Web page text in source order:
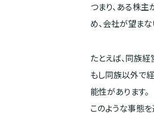
つまり、ある株
め、会社が望まな
たとえば、同族経
もし同族以外で
能性があります。
このような事態